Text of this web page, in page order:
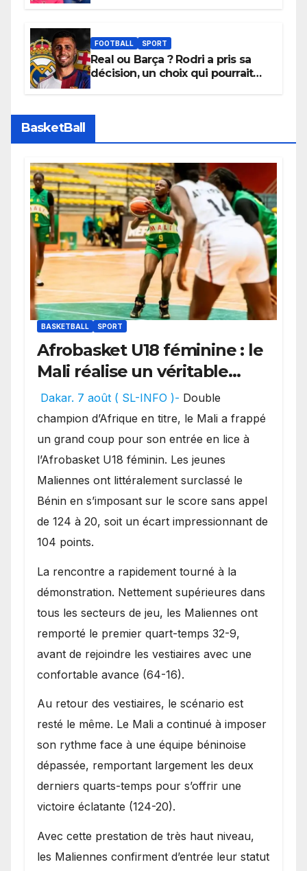
apaisées.
FOOTBALL SPORT
Real ou Barça ? Rodri a pris sa
décision, un choix qui pourrait
BasketBall
BASKETBALL SPORT
Afrobasket U18 féminine : le
Mali réalise un véritable
festival offensif et inflige
une lourde défaite au
Bénin.
Dakar. 7 août ( SL-INFO )- Double
champion d’Afrique en titre, le Mali a frappé
un grand coup pour son entrée en lice à
l’Afrobasket U18 féminin. Les jeunes
Maliennes ont littéralement surclassé le
Bénin en s’imposant sur le score sans appel
de 124 à 20, soit un écart impressionnant de
104 points.
La rencontre a rapidement tourné à la
démonstration. Nettement supérieures dans
tous les secteurs de jeu, les Maliennes ont
remporté le premier quart-temps 32-9,
avant de rejoindre les vestiaires avec une
confortable avance (64-16).
Au retour des vestiaires, le scénario est
resté le même. Le Mali a continué à imposer
son rythme face à une équipe béninoise
dépassée, remportant largement les deux
derniers quarts-temps pour s’offrir une
victoire éclatante (124-20).
Avec cette prestation de très haut niveau,
les Maliennes confirment d’entrée leur statut